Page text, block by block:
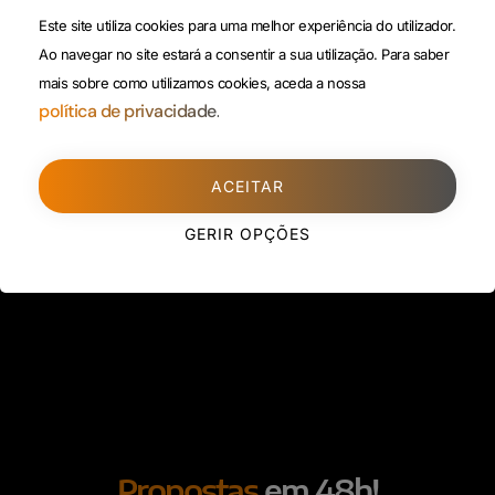
rede fixa)
Porto (Filial)
1588, 2º, sala 304
225 432 051
Política da
Privacidade
Este site utiliza cookies para uma melhor experiência do utilizador.
Ao navegar no site estará a consentir a sua utilização. Para saber
mais sobre como utilizamos cookies, aceda a nossa
política de privacidade.
ACEITAR
GERIR OPÇÕES